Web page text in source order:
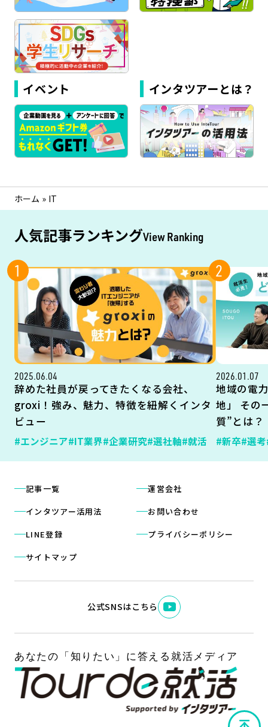
イベント インタツアーとは？
ホーム » IT
人気記事ランキングView Ranking
1
2025.06.04
辞めた社員が戻ってきたくなる会社、
groxi！強み、魅力、特徴を紐解くインタ
ビュー
#エンジニア#IT業界#企業研究#選社軸#就活
2
2026.01.07
地域の電
地」 その
質”とは？
#新卒#選考
記事一覧
インタツアー活用法
LINE登録
サイトマップ
運営会社
お問い合わせ
プライバシーポリシー
公式SNSはこちら